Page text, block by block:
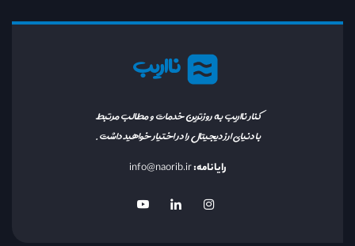
نااریب
کنار نااریب به روزترین خدمات و مطالب مرتبط
با دنیای ارز دیجیتال را در اختیار خواهید داشت.
رایانامه:info@naorib.ir